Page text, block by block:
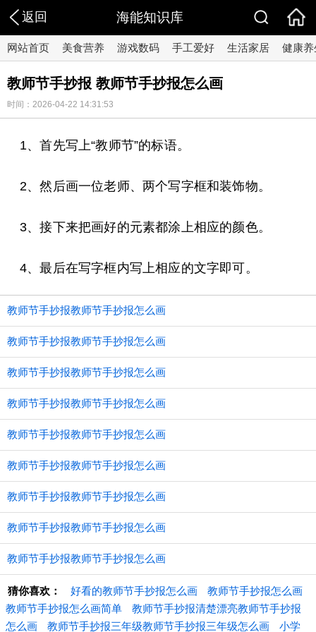
返回 海能知识库
网站首页 美食营养 游戏数码 手工爱好 生活家居 健康养
教师节手抄报 教师节手抄报怎么画
时间：2026-04-22 14:31:53
1、首先写上“教师节”的标语。
2、然后画一位老师、两个写字框和装饰物。
3、接下来把画好的元素都涂上相应的颜色。
4、最后在写字框内写上相应的文字即可。
教师节手抄报教师节手抄报怎么画
教师节手抄报教师节手抄报怎么画
教师节手抄报教师节手抄报怎么画
教师节手抄报教师节手抄报怎么画
教师节手抄报教师节手抄报怎么画
教师节手抄报教师节手抄报怎么画
教师节手抄报教师节手抄报怎么画
教师节手抄报教师节手抄报怎么画
教师节手抄报教师节手抄报怎么画
猜你喜欢： 好看的教师节手抄报怎么画
教师节手抄报怎么画
教师节手抄报怎么画简单
教师节手抄报清楚漂亮教师节手抄报
怎么画
教师节手抄报三年级教师节手抄报三年级怎么画 小学